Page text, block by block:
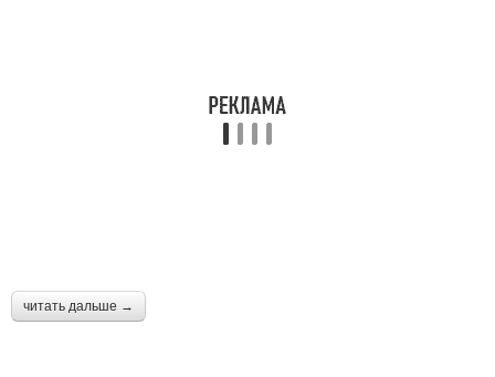
читать дальше →